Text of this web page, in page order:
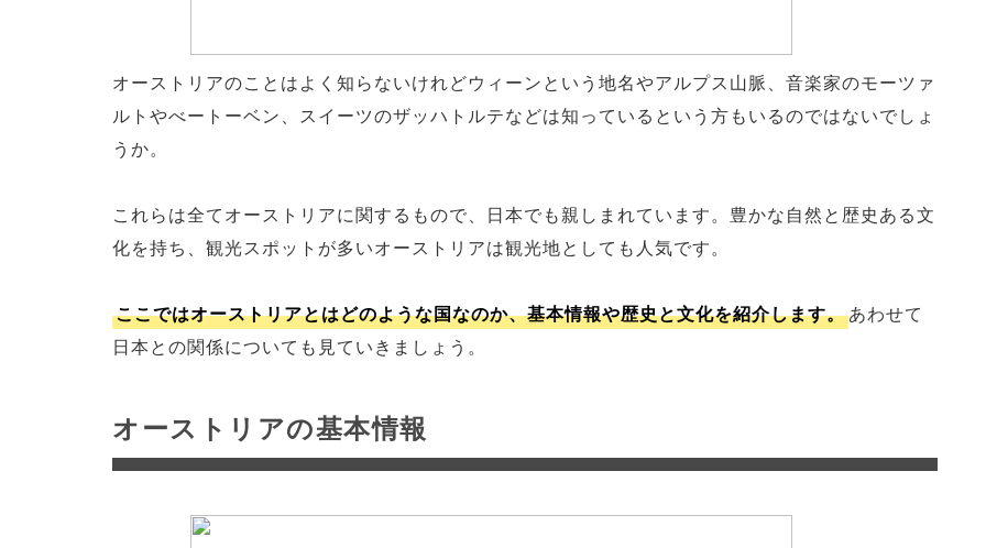
オーストリアのことはよく知らないけれどウィーンという地名やアルプス山脈、音楽家のモーツァ
ルトやべートーベン、スイーツのザッハトルテなどは知っているという方もいるのではないでしょ
うか。
これらは全てオーストリアに関するもので、日本でも親しまれています。豊かな自然と歴史ある文
化を持ち、観光スポットが多いオーストリアは観光地としても人気です。
ここではオーストリアとはどのような国なのか、基本情報や歴史と文化を紹介します。あわせて
日本との関係についても見ていきましょう。
オーストリアの基本情報